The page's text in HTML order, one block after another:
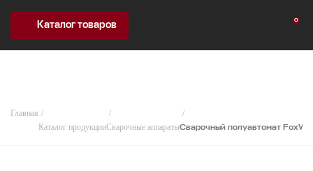
Каталог товаров
0
Главная
Каталог продукцииСварочные аппаратыСварочный полуавтомат